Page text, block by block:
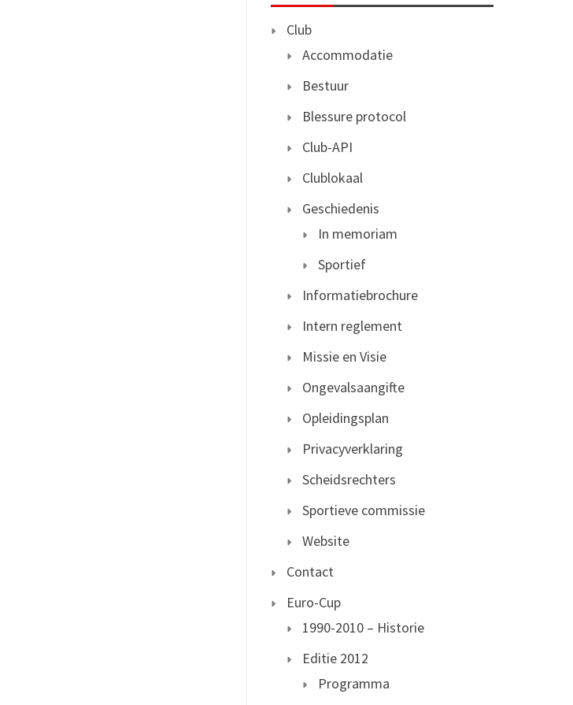
Club
Accommodatie
Bestuur
Blessure protocol
Club-API
Clublokaal
Geschiedenis
In memoriam
Sportief
Informatiebrochure
Intern reglement
Missie en Visie
Ongevalsaangifte
Opleidingsplan
Privacyverklaring
Scheidsrechters
Sportieve commissie
Website
Contact
Euro-Cup
1990-2010 – Historie
Editie 2012
Programma